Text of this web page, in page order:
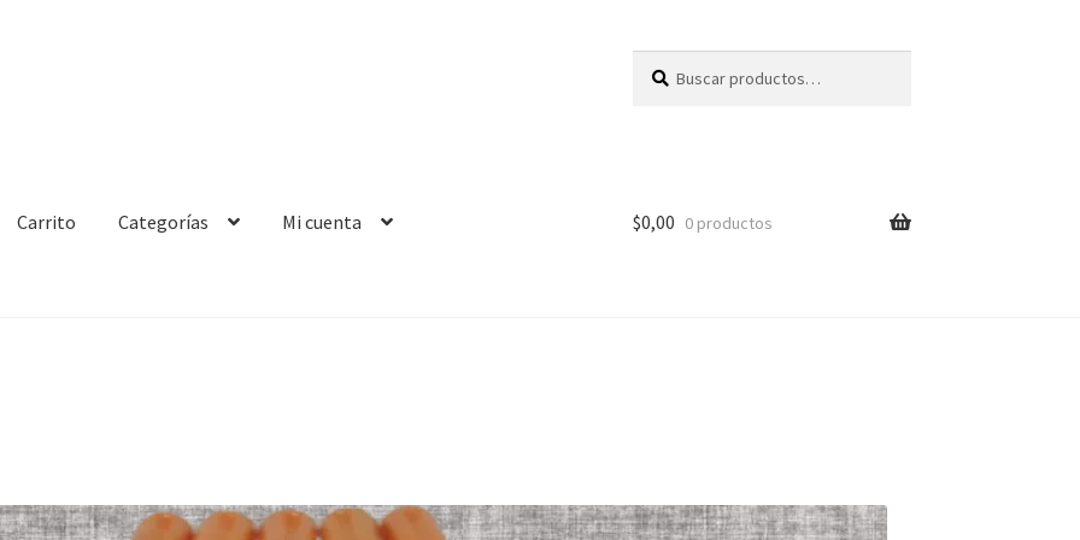
por:
Carrito Categorías Mi cuenta $0,00 0 productos